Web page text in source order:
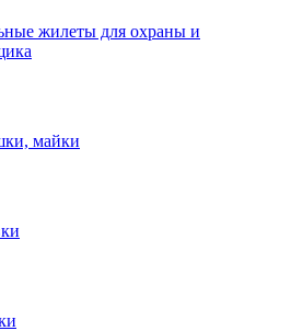
жилеты для охраны и
майки